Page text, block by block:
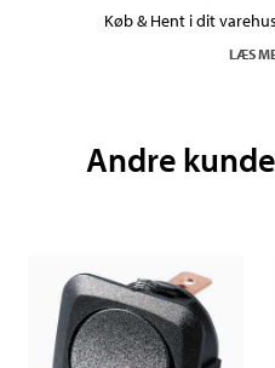
Køb & Hent i dit
LÆS
Andre